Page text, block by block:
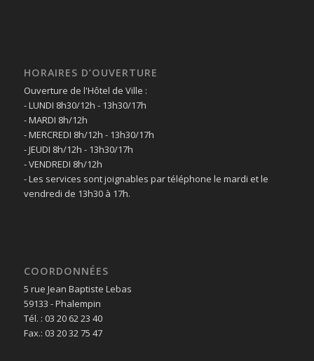
HORAIRES D’OUVERTURE
Ouverture de l'Hôtel de Ville :
- LUNDI 8h30/12h - 13h30/17h
- MARDI 8h/12h
- MERCREDI 8h/12h - 13h30/17h
- JEUDI 8h/12h - 13h30/17h
- VENDREDI 8h/12h
- Les services sont joignables par téléphone le mardi et le
vendredi de 13h30 à 17h.
COORDONNÉES
5 rue Jean Baptiste Lebas
59133 - Phalempin
Tél. : 03 20 62 23 40
Fax.: 03 20 32 75 47